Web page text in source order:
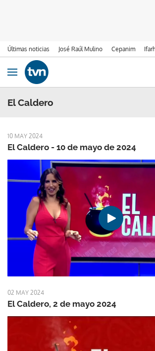
Últimas noticias José Raúl Mulino Cepanim
Ir al contenido
Obrir navegació
El Caldero
10 MAY 2024
El Caldero - 10 de mayo de 2024
02 MAY 2024
El Caldero, 2 de mayo 2024